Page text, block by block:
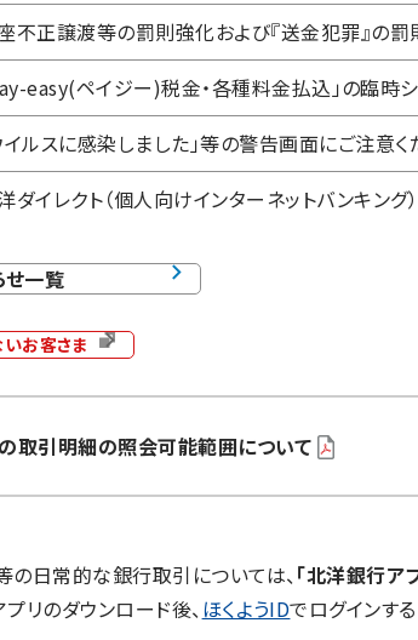
不正譲渡等の罰則強化および『送金犯罪』の
easy(ペイジー)税金・各種料金払込」の臨時
イルスに感染しました」等の警告画面にご注意く
ダイレクト（個人向けインターネットバンキン
せ一覧
お客さま
取引明細の照会可能範囲について
の日常的な銀行取引については、 「北洋銀行ア
リのダウンロード後、 ほくようIDでログインす